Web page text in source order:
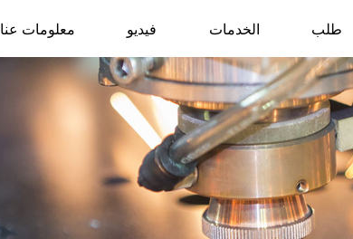
طلب الخدمات فيديو معلومات عنا